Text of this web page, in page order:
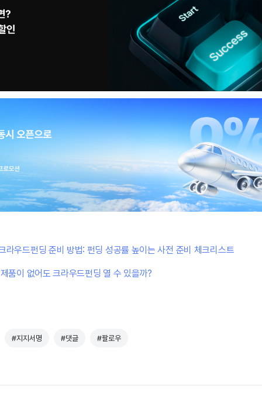
라우드펀딩 준비 방법: 펀딩 성공률 높이는 사전 준비 체크리스트
제품이 없어도 크라우드펀딩 열 수 있을까?
#지지서명 #댓글 #팔로우